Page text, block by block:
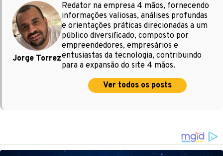
Jorge Torrez
Redator na empresa 4 mãos, fornecendo
informações valiosas, análises profundas
e orientações práticas direcionadas a um
público diversificado, composto por
empreendedores, empresários e
entusiastas da tecnologia, contribuindo
para a expansão do site 4 mãos.
Ver todos os posts